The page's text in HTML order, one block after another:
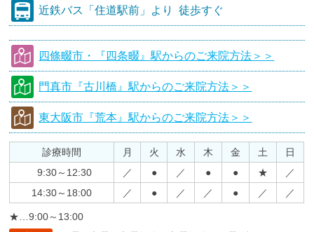
近鉄バス 「住道駅前」より徒歩すぐ
四條畷市・『四条畷』駅からのご来院方法＞＞
門真市『古川橋』駅からのご来院方法＞＞
東大阪市『荒本』駅からのご来院方法＞＞
診療時間 月 火 水 木 金 土
日
9:30～12:30
／ ● ／ ● ● ★
／
14:30～18:00
／ ● ／ ／ ● ／ ／
★…9:00～13:00